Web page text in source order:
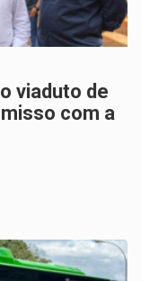
viaduto de
com a